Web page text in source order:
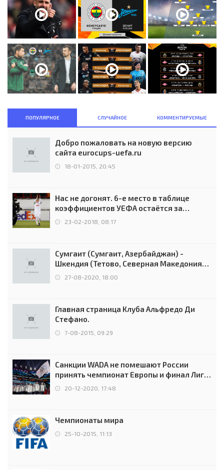
ПОПУЛЯРНОЕ СЛУЧАЙНОЕ КОММЕНТИРУЕМЫЕ
Добро пожаловать на новую версию
сайта eurocups-uefa.ru
18-01-2015, 20:45
Нас не догонят. 6-е место в таблице
коэффициентов УЕФА остаётся за
Россией
23-02-2018, 08:17
Сумгаит (Сумгаит, Азербайджан) -
Шкендия (Тетово, Северная Македония) -
0:2 (0:0)
27-08-2020, 18:00
Главная страница Клуба Альфредо Ди
Стефано.
7-08-2015, 09:29
Санкции WADA не помешают России
принять чемпионат Европы и финал Лиги
чемпионов.
20-12-2020, 17:48
Чемпионаты мира
25-10-2015, 11:13